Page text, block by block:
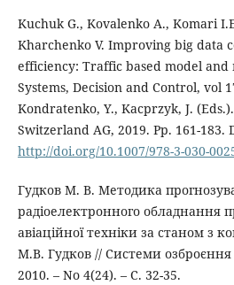
Kuchuk G., Kovalenko A., Komari
Kharchenko V. Improving big data
efficiency: Traffic based model and
Systems, Decision and Control, vol
Kondratenko, Y., Kacprzyk, J.
Switzerland AG, 2019. Pp. 161-183.
http://doi.org/10.1007/978-3-030-
Гудков М. В. Методика
радіоелектронного обладнання
авіаційної техніки за станом з
М.В. Гудков // Системи озброєння
2010. – No 4(24). – С. 32-35.